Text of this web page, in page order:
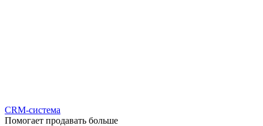
CRM-система
Помогает продавать больше